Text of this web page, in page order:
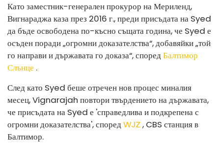
Като заместник-генерален прокурор на Мериленд,
Вигнараджа каза през 2016 г., преди присъдата на Syed
да бъде освободена по-късно същата година, че Syed е
осъден поради „огромни доказателства“, добавяйки „той
го направи и държавата го доказа“, споредБалтимор
Слънце .
След като Syed беше отречен нов процес миналия
месец, Vignarajah повтори твърдението на държавата,
че присъдата на Syed е 'справедлива и подкрепена с
огромни доказателства', споредWJZ , CBS станция в
Балтимор.